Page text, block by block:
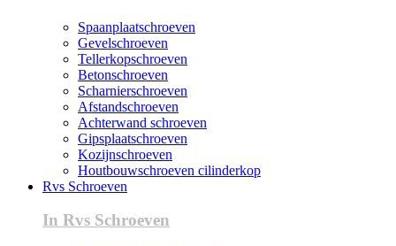
Spaanplaatschroeven
Gevelschroeven
Tellerkopschroeven
Betonschroeven
Scharnierschroeven
Afstandschroeven
Achterwand schroeven
Gipsplaatschroeven
Kozijnschroeven
Houtbouwschroeven cilinderkop
Rvs Schroeven
In Rvs Schroeven